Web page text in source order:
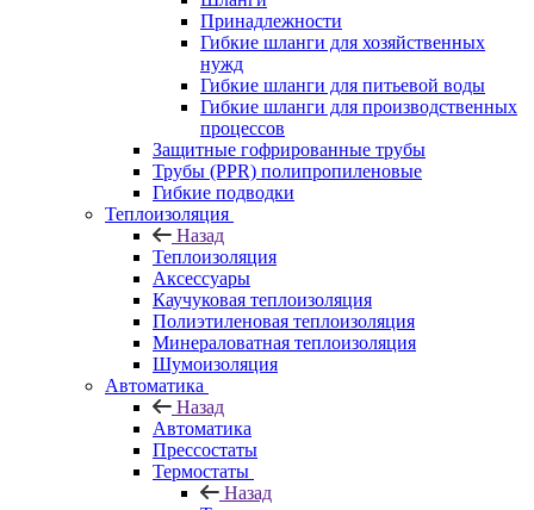
Принадлежности
Гибкие шланги для хозяйственных
нужд
Гибкие шланги для питьевой воды
Гибкие шланги для производственных
процессов
Защитные гофрированные трубы
Трубы (РРR) полипропиленовые
Гибкие подводки
Теплоизоляция
Назад
Теплоизоляция
Аксессуары
Каучуковая теплоизоляция
Полиэтиленовая теплоизоляция
Минераловатная теплоизоляция
Шумоизоляция
Автоматика
Назад
Автоматика
Прессостаты
Термостаты
Назад